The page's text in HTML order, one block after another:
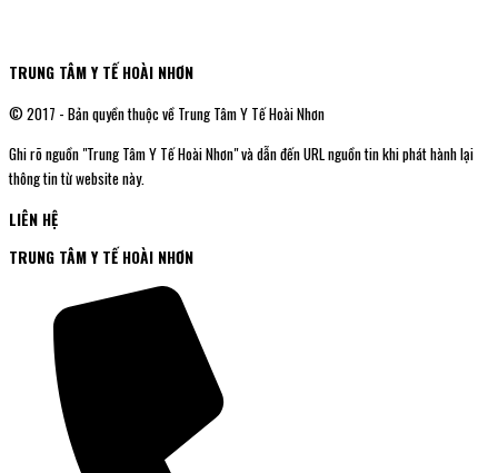
TRUNG TÂM Y TẾ HOÀI NHƠN
© 2017 - Bản quyền thuộc về Trung Tâm Y Tế Hoài Nhơn
Ghi rõ nguồn "Trung Tâm Y Tế Hoài Nhơn" và dẫn đến URL nguồn tin khi phát hành lại
thông tin từ website này.
LIÊN HỆ
TRUNG TÂM Y TẾ HOÀI NHƠN